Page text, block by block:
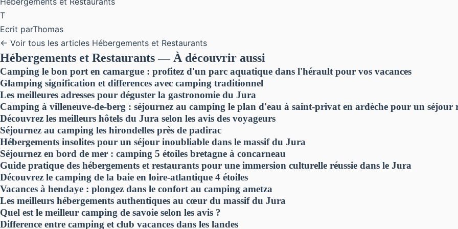
T
Ecrit parThomas
← Voir tous les articles Hébergements et Restaurants
Hébergements et Restaurants — À découvrir aussi
Camping le bon port en camargue : profitez d'un parc aquatique dans l'hérault pour vos vacances
Glamping signification et differences avec camping traditionnel
Les meilleures adresses pour déguster la gastronomie du Jura
Camping à villeneuve-de-berg : séjournez au camping le plan d'eau à saint-privat en ardèche pour un séjour
Découvrez les meilleurs hôtels du Jura selon les avis des voyageurs
Séjournez au camping les hirondelles près de padirac
Hébergements insolites pour un séjour inoubliable dans le massif du Jura
Séjournez en bord de mer : camping 5 étoiles bretagne à concarneau
Guide pratique des hébergements et restaurants pour une immersion culturelle réussie dans le Jura
Découvrez le camping de la baie en loire-atlantique 4 étoiles
Vacances à hendaye : plongez dans le confort au camping ametza
Les meilleurs hébergements authentiques au cœur du massif du Jura
Quel est le meilleur camping de savoie selon les avis ?
Difference entre camping et club vacances dans les landes